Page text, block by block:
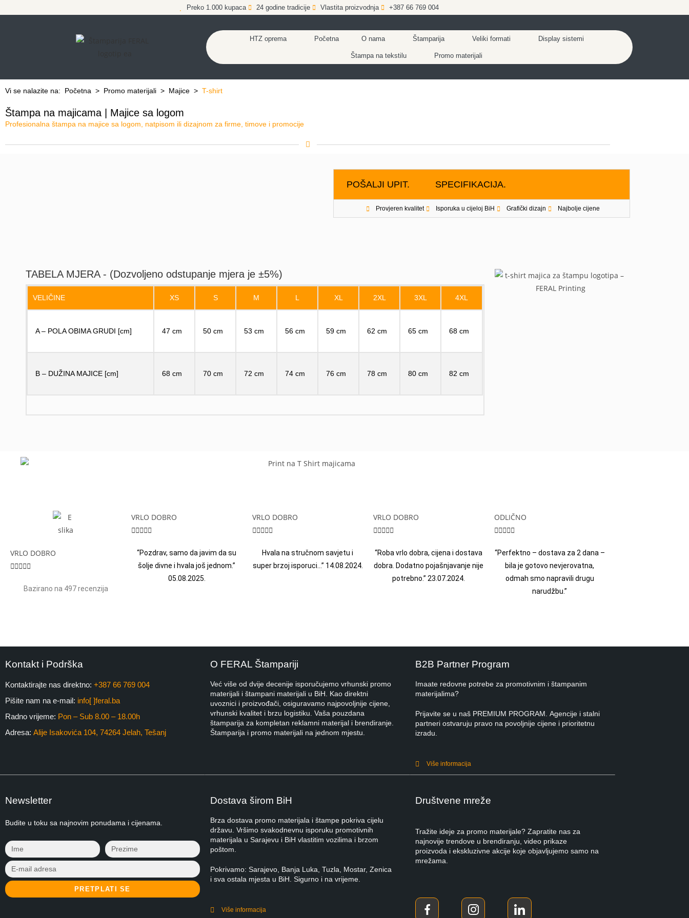
Preko 1.000 kupaca 24 godine tradicije Vlastita proizvodnja +387 66 769 004
HTZ oprema Početna O nama Štamparija Veliki formati Display sistemi
Štampa na tekstilu Promo materijali
Vi se nalazite na: Početna > Promo materijali > Majice > T-shirt
Štampa na majicama | Majice sa logom
Profesionalna štampa na majice sa logom, natpisom ili dizajnom za firme, timove i promocije
POŠALJI UPIT. SPECIFIKACIJA.
Provjeren kvalitet Isporuka u cijeloj BiH Grafički dizajn Najbolje cijene
TABELA MJERA - (Dozvoljeno odstupanje mjera je ±5%)
VELIČINE XS S M L XL 2XL 3XL 4XL
A – POLA OBIMA GRUDI [cm] 47 cm 50 cm 53 cm 56 cm 59 cm 62 cm 65 cm 68 cm
B – DUŽINA MAJICE [cm] 68 cm 70 cm 72 cm 74 cm 76 cm 78 cm 80 cm 82 cm
VRLO DOBRO

Bazirano na 497 recenzija
VRLO DOBRO

“Pozdrav, samo da javim da su
šolje divne i hvala još jednom.”
05.08.2025.
VRLO DOBRO

Hvala na stručnom savjetu i
super brzoj isporuci…” 14.08.2024.
VRLO DOBRO

“Roba vrlo dobra, cijena i dostava
dobra. Dodatno pojašnjavanje nije
potrebno.” 23.07.2024.
ODLIČNO

“Perfektno – dostava za 2 dana –
bila je gotovo nevjerovatna,
odmah smo napravili drugu
narudžbu.”
Kontakt i Podrška
Kontaktirajte nas direktno: +387 66 769 004
Pišite nam na e-mail: info[ ]feral.ba
Radno vrijeme: Pon – Sub 8.00 – 18.00h
Adresa: Alije Isakovića 104, 74264 Jelah, Tešanj
O FERAL Štampariji
Već više od dvije decenije isporučujemo vrhunski promo
materijali i štampani materijali u BiH. Kao direktni
uvoznici i proizvođači, osiguravamo najpovoljnije cijene,
vrhunski kvalitet i brzu logistiku. Vaša pouzdana
štamparija za kompletan reklamni materijal i brendiranje.
Štamparija i promo materijali na jednom mjestu.
B2B Partner Program
Imaate redovne potrebe za promotivnim i štampanim
materijalima?
Prijavite se u naš PREMIUM PROGRAM. Agencije i stalni
partneri ostvaruju pravo na povoljnije cijene i prioritetnu
izradu.
Više informacija
Newsletter
Budite u toku sa najnovim ponudama i cijenama.
PRETPLATI SE
Dostava širom BiH
Brza dostava promo materijala i štampe pokriva cijelu
državu. Vršimo svakodnevnu isporuku promotivnih
materijala u Sarajevu i BiH vlastitim vozilima i brzom
poštom.
Pokrivamo: Sarajevo, Banja Luka, Tuzla, Mostar, Zenica
i sva ostala mjesta u BiH. Sigurno i na vrijeme.
Više informacija
Društvene mreže
Tražite ideje za promo materijale? Zapratite nas za
najnovije trendove u brendiranju, video prikaze
proizvoda i ekskluzivne akcije koje objavljujemo samo na
mrežama.